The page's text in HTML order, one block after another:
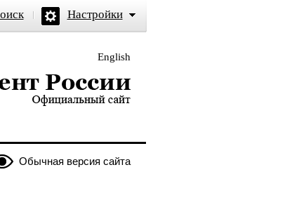
Настройки
English
сайт
Обычная версия сайта